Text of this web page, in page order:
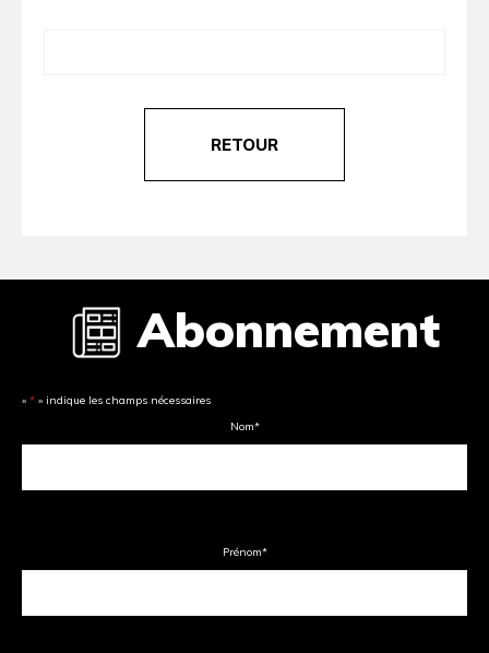
RETOUR
Abonnement
« * » indique les champs nécessaires
Nom*
Prénom*